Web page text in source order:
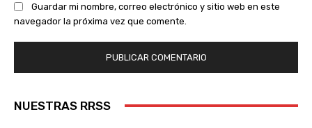
Guardar mi nombre, correo electrónico y sitio web en este
navegador la próxima vez que comente.
NUESTRAS RRSS